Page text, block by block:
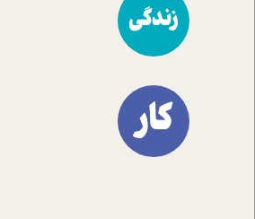
زندگی
کار